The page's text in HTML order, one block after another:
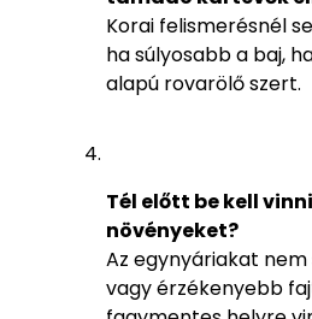
Korai felismerésnél
ha súlyosabb a baj,
alapú rovarölő szert.
Tél előtt be kell
növényeket?
Az egynyáriakat nem
vagy érzékenyebb